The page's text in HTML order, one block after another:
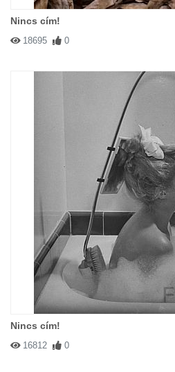
Nincs cím!
18695 0
Nincs cím!
16812 0